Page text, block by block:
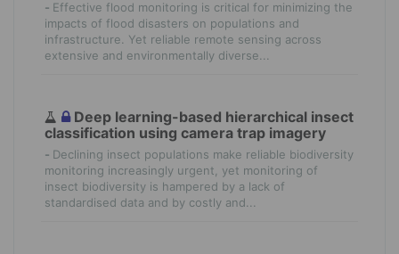
- Effective flood monitoring is critical for minimizing the
impacts of flood disasters on populations and
infrastructure. Yet reliable remote sensing across
extensive and environmentally diverse...
Deep learning-based hierarchical insect
classification using camera trap imagery
- Declining insect populations make reliable biodiversity
monitoring increasingly urgent, yet monitoring of
insect biodiversity is hampered by a lack of
standardised data and by costly and...